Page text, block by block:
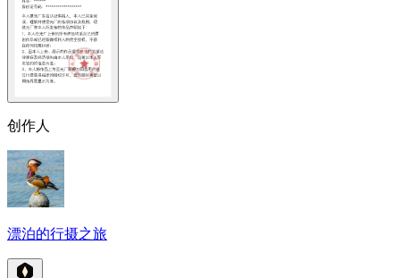
创作人
漂泊的行摄之旅